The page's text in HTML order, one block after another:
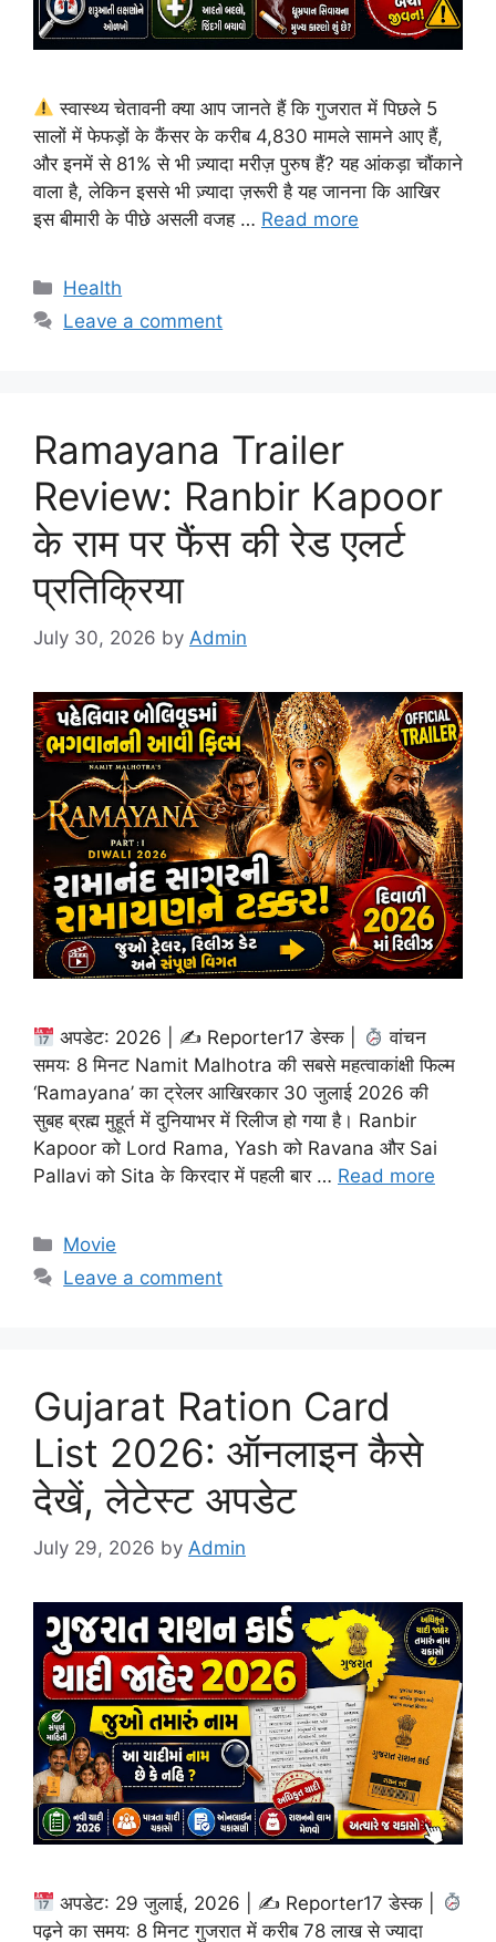
स्वास्थ्य चेतावनी क्या आप जानते हैं कि गुजरात में पिछले 5
सालों में फेफड़ों के कैंसर के करीब 4,830 मामले सामने आए हैं,
और इनमें से 81% से भी ज़्यादा मरीज़ पुरुष हैं? यह आंकड़ा चौंकाने
वाला है, लेकिन इससे भी ज़्यादा ज़रूरी है यह जानना कि आखिर
इस बीमारी के पीछे असली वजह … Read more
Categories
Health
Leave a comment
Ramayana Trailer
Review: Ranbir Kapoor
के राम पर फैंस की रेड एलर्ट
प्रतिक्रिया
July 30, 2026 by Admin
अपडेट: 2026 | ✍ Reporter17 डेस्क |
वांचन
समय: 8 मिनट Namit Malhotra की सबसे महत्वाकांक्षी फिल्म
‘Ramayana’ का ट्रेलर आखिरकार 30 जुलाई 2026 की
सुबह ब्रह्म मुहूर्त में दुनियाभर में रिलीज हो गया है। Ranbir
Kapoor को Lord Rama, Yash को Ravana और Sai
Pallavi को Sita के किरदार में पहली बार … Read more
Categories
Movie
Leave a comment
Gujarat Ration Card
List 2026: ऑनलाइन कैसे
देखें, लेटेस्ट अपडेट
July 29, 2026 by Admin
अपडेट: 29 जुलाई, 2026 | ✍ Reporter17 डेस्क |
पढ़ने का समय: 8 मिनट गुजरात में करीब 78 लाख से ज्यादा